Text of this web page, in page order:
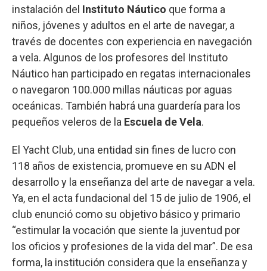
instalación del Instituto Náutico que forma a
niños, jóvenes y adultos en el arte de navegar, a
través de docentes con experiencia en navegación
a vela. Algunos de los profesores del Instituto
Náutico han participado en regatas internacionales
o navegaron 100.000 millas náuticas por aguas
oceánicas. También habrá una guardería para los
pequeños veleros de la Escuela de Vela.
El Yacht Club, una entidad sin fines de lucro con
118 años de existencia, promueve en su ADN el
desarrollo y la enseñanza del arte de navegar a vela.
Ya, en el acta fundacional del 15 de julio de 1906, el
club enunció como su objetivo básico y primario
“estimular la vocación que siente la juventud por
los oficios y profesiones de la vida del mar”. De esa
forma, la institución considera que la enseñanza y